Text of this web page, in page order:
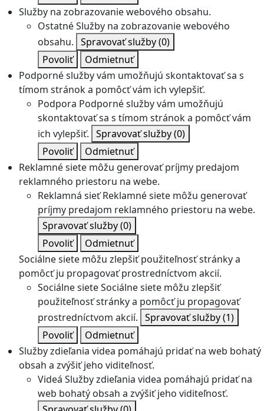
Služby na zobrazovanie webového obsahu.
OstatnéSlužby na zobrazovanie webového
obsahu. Spravovať služby(0)
Povoliť
Odmietnuť
Podporné služby vám umožňujú skontaktovať sa s
tímom stránok a pomôcť vám ich vylepšiť.
Podpora Podporné služby vám umožňujú
skontaktovať sa s tímom stránok a pomôcť vám
ich vylepšiť. Spravovať služby(0)
Povoliť
Odmietnuť
Reklamné siete môžu generovať príjmy predajom
reklamného priestoru na webe.
Reklamná sieť Reklamné siete môžu generovať
príjmy predajom reklamného priestoru na webe.
Spravovať služby(0)
Povoliť
Odmietnuť
Sociálne siete môžu zlepšiť použiteľnosť stránky a
pomôcť ju propagovať prostredníctvom akcií.
Sociálne sieteSociálne siete môžu zlepšiť
použiteľnosť stránky a pomôcť ju propagovať
prostredníctvom akcií. Spravovať služby(1)
Povoliť
Odmietnuť
Služby zdieľania videa pomáhajú pridať na web bohatý
obsah a zvýšiť jeho viditeľnosť.
Videá Služby zdieľania videa pomáhajú pridať na
web bohatý obsah a zvýšiť jeho viditeľnosť.